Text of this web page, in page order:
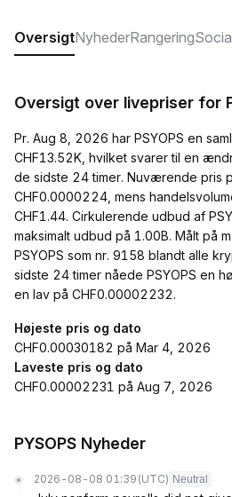
OversigtNyhederRangering
Oversigt over livepriser for
Pr. Aug 8, 2026 har PSYOPS en
CHF13.52K, hvilket svarer til en
de sidste 24 timer. Nuværende pris
CHF0.0000224, mens
CHF1.44. Cirkulerende udbud af
maksimalt udbud på 1.00B. Målt på
PSYOPS som nr. 9158 blandt alle
sidste 24 timer nåede PSYOPS en
en lav på CHF0.00002232.
Højeste pris og dato
CHF0.00030182 på Mar 4, 2026
Laveste pris og dato
CHF0.00002231 på Aug 7, 2026
PYSOPS Nyheder
2026-08-08 01:39 (UTC) Neutral